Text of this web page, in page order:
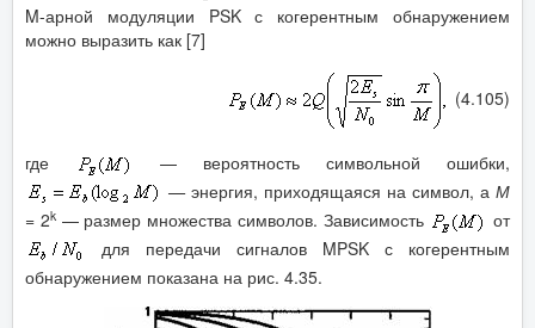
M-арной модуляции PSK с когерентным обнаружением
можно выразить как [7]
(4.105)
где
— вероятность символьной ошибки,
— энергия, приходящаяся на символ, а М
= 2k— размер множества символов. Зависимость
от
для передачи сигналов MPSK с когерентным
обнаружением показана на рис. 4.35.